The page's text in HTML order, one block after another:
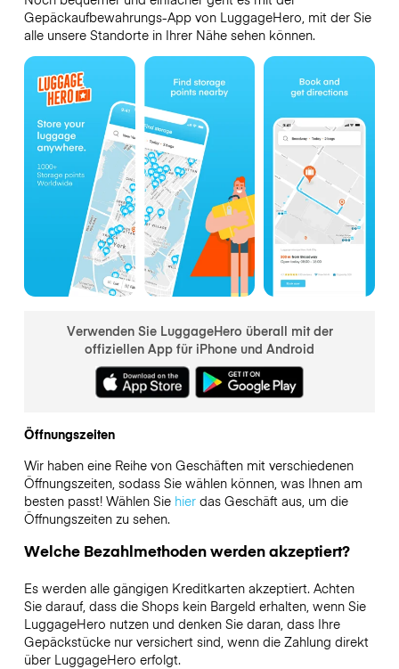
Gepäckaufbewahrungs-App von LuggageHero, mit der Sie
alle unsere Standorte in Ihrer Nähe sehen können.
Verwenden Sie LuggageHero überall mit der
offiziellen App für iPhone und Android
Öffnungszeiten
Wir haben eine Reihe von Geschäften mit verschiedenen
Öffnungszeiten, sodass Sie wählen können, was Ihnen am
besten passt! Wählen Sie hierdas Geschäft aus, um die
Öffnungszeiten zu sehen.
Welche Bezahlmethoden werden akzeptiert?
Es werden alle gängigen Kreditkarten akzeptiert. Achten
Sie darauf, dass die Shops kein Bargeld erhalten, wenn Sie
LuggageHero nutzen und denken Sie daran, dass Ihre
Gepäckstücke nur versichert sind, wenn die Zahlung direkt
über LuggageHero erfolgt.